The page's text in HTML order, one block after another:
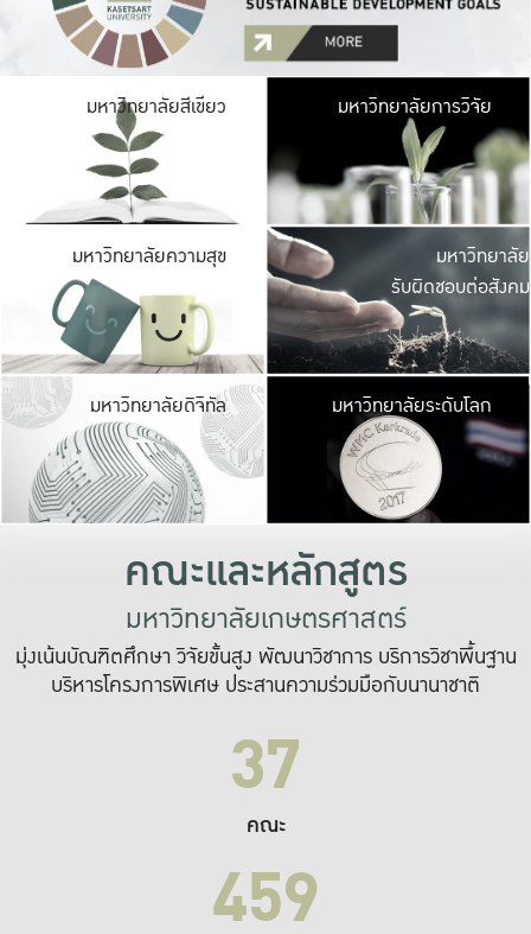
มหาวิทยาลัยสีเขียว มหาวิ
มีพื้นที่เขียวสดใส
เป็นป่าในเมือง เกษต
มหาวิทยาลัยการวิจัย
มหาวิทยาลัยความสุข มหาวิ
ค
เปิดประ
และพบเรื่องราวใ
มหาวิทยาลัย
รับผิดชอบต่อสังคม
มหาวิทยาลัยดิจิทัล มหาวิ
เปลี่ยนแปลง แล
เพื่อทำง
ระบบสารสนเทศ
มหาวิทยาลัยระดับโลก
คณะและหลักสูตร
มหาวิทยาลัยเกษตรศาสตร์
มุ่งเน้นบัณฑิตศึกษา วิจัยขั้นสูง พัฒนาวิชาการ บริการวิชาพื้นฐาน
บริหารโครงการพิเศษ ประสานความร่วมมือกับนานาชาติ
37
คณะ
459